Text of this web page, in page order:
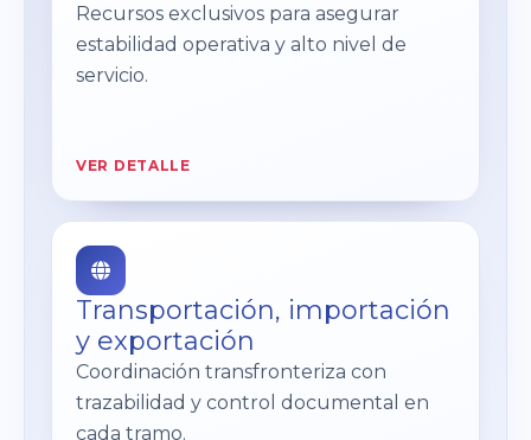
Recursos exclusivos para asegurar
estabilidad operativa y alto nivel de
servicio.
VER DETALLE
Transportación, importación
y exportación
Coordinación transfronteriza con
trazabilidad y control documental en
cada tramo.